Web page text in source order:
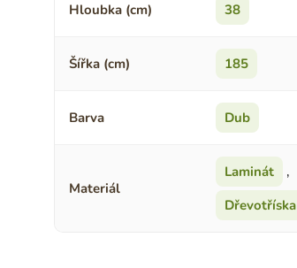
Hloubka (cm) 38
Šířka (cm) 185
Barva Dub
Materiál
Laminát
,
Dřevotříska